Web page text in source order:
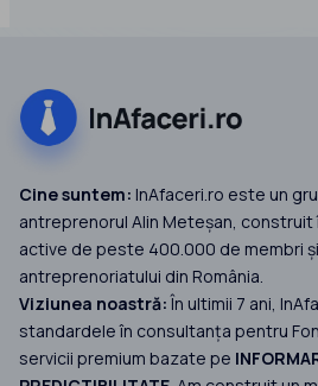
Cine suntem: InAfaceri.ro este un
antreprenorul Alin Meteșan, construit
active de peste 400.000 de membri
antreprenoriatului din România.
Viziunea noastră:În ultimii 7 ani,
standardele în consultanța pentru
servicii premium bazate pe